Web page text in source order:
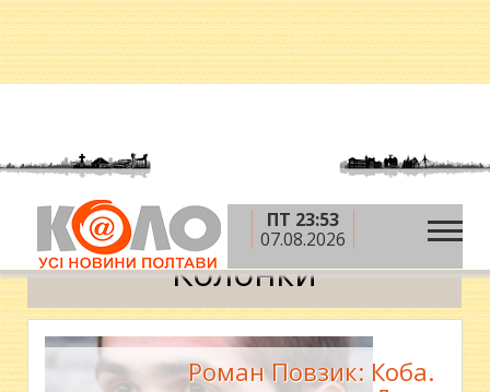
ПТ 23:53
07.08.2026
Головна » Колонки
Колонки
Роман Повзик: Коба.